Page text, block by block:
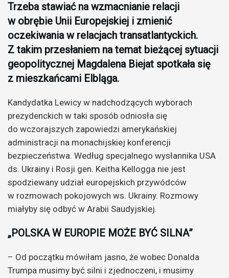
Trzeba stawiać na wzmacnianie relacji
w obrębie Unii Europejskiej i zmienić
oczekiwania w relacjach transatlantyckich.
Z takim przesłaniem na temat bieżącej sytuacji
geopolitycznej Magdalena Biejat spotkała się
z mieszkańcami Elbląga.
Kandydatka Lewicy w nadchodzących wyborach
prezydenckich w taki sposób odniosła się
do wczorajszych zapowiedzi amerykańskiej
administracji na monachijskiej konferencji
bezpieczeństwa. Według specjalnego wysłannika USA
ds. Ukrainy i Rosji gen. Keitha Kellogga nie jest
spodziewany udział europejskich przywódców
w rozmowach pokojowych ws. Ukrainy. Rozmowy
miałyby się odbyć w Arabii Saudyjskiej.
„POLSKA W EUROPIE MOŻE BYĆ SILNA”
– Od początku mówiłam jasno, że wobec Donalda
Trumpa musimy być silni i zjednoczeni, i musimy